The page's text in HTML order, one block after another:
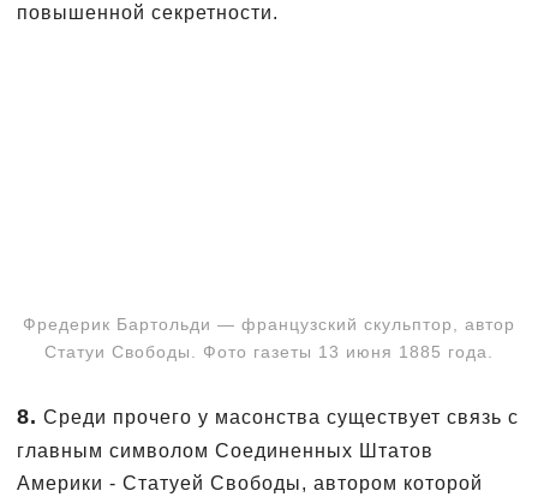
повышенной секретности.
Фредерик Бартольди — французский скульптор, автор
Статуи Свободы. Фото газеты 13 июня 1885 года.
8. Среди прочего у масонства существует связь с
главным символом Соединенных Штатов
Америки - Статуей Свободы, автором которой